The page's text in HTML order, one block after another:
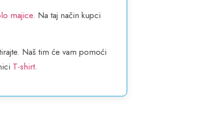
majice. Na taj način kupci
Naš tim će vam pomoći
T-shirt.